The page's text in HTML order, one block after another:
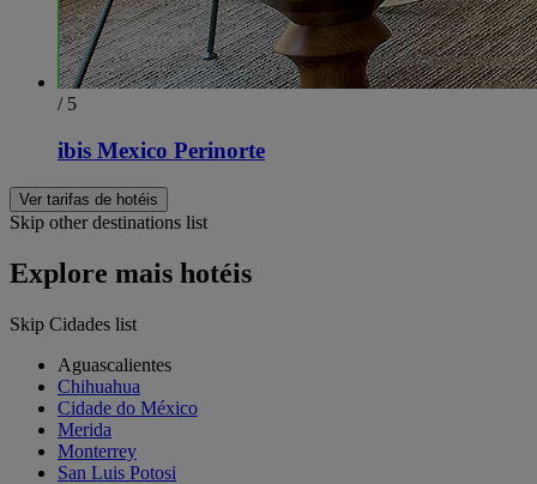
/ 5
ibis Mexico Perinorte
Ver tarifas de hotéis
Skip other destinations list
Explore mais hotéis
Skip Cidades list
Aguascalientes
Chihuahua
Cidade do México
Merida
Monterrey
San Luis Potosi